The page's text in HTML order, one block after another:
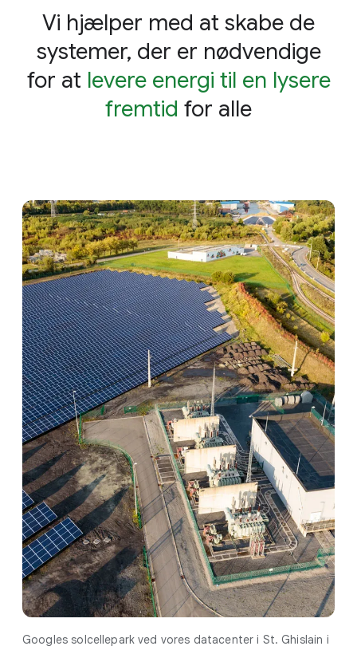
Vi hjælper med at skabe de
systemer, der er nødvendige
for at levere energi til en lysere
fremtid for alle
Googles solcellepark ved vores datacenter i St. Ghislain i